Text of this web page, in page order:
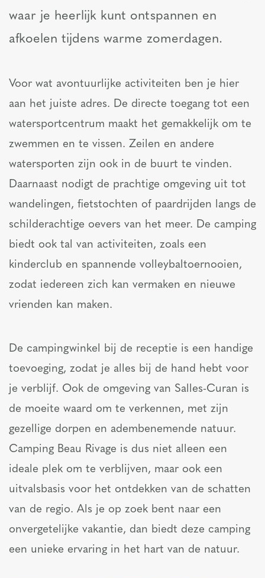
waar je heerlijk kunt ontspannen en
afkoelen tijdens warme zomerdagen.
Voor wat avontuurlijke activiteiten ben je hier
aan het juiste adres. De directe toegang tot een
watersportcentrum maakt het gemakkelijk om te
zwemmen en te vissen. Zeilen en andere
watersporten zijn ook in de buurt te vinden.
Daarnaast nodigt de prachtige omgeving uit tot
wandelingen, fietstochten of paardrijden langs de
schilderachtige oevers van het meer. De camping
biedt ook tal van activiteiten, zoals een
kinderclub en spannende volleybaltoernooien,
zodat iedereen zich kan vermaken en nieuwe
vrienden kan maken.
De campingwinkel bij de receptie is een handige
toevoeging, zodat je alles bij de hand hebt voor
je verblijf. Ook de omgeving van Salles-Curan is
de moeite waard om te verkennen, met zijn
gezellige dorpen en adembenemende natuur.
Camping Beau Rivage is dus niet alleen een
ideale plek om te verblijven, maar ook een
uitvalsbasis voor het ontdekken van de schatten
van de regio. Als je op zoek bent naar een
onvergetelijke vakantie, dan biedt deze camping
een unieke ervaring in het hart van de natuur.